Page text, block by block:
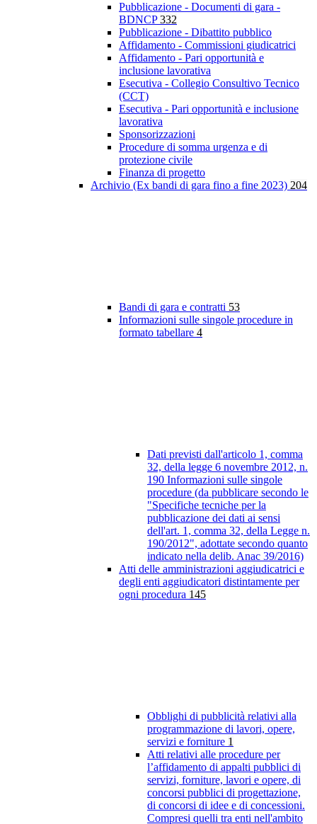
Pubblicazione - Documenti di gara -
BDNCP332
Pubblicazione - Dibattito pubblico
Affidamento - Commissioni giudicatrici
Affidamento - Pari opportunità e
inclusione lavorativa
Esecutiva - Collegio Consultivo Tecnico
(CCT)
Esecutiva - Pari opportunità e inclusione
lavorativa
Sponsorizzazioni
Procedure di somma urgenza e di
protezione civile
Finanza di progetto
Archivio (Ex bandi di gara fino a fine 2023) 204
Bandi di gara e contratti 53
Informazioni sulle singole procedure in
formato tabellare 4
Dati previsti dall'articolo 1, comma
32, della legge 6 novembre 2012, n.
190 Informazioni sulle singole
procedure (da pubblicare secondo le
"Specifiche tecniche per la
pubblicazione dei dati ai sensi
dell'art. 1, comma 32, della Legge n.
190/2012", adottate secondo quanto
indicato nella delib. Anac 39/2016)
Atti delle amministrazioni aggiudicatrici e
degli enti aggiudicatori distintamente per
ogni procedura 145
Obblighi di pubblicità relativi alla
programmazione di lavori, opere,
servizi e forniture 1
Atti relativi alle procedure per
l’affidamento di appalti pubblici di
servizi, forniture, lavori e opere, di
concorsi pubblici di progettazione,
di concorsi di idee e di concessioni.
Compresi quelli tra enti nell'ambito